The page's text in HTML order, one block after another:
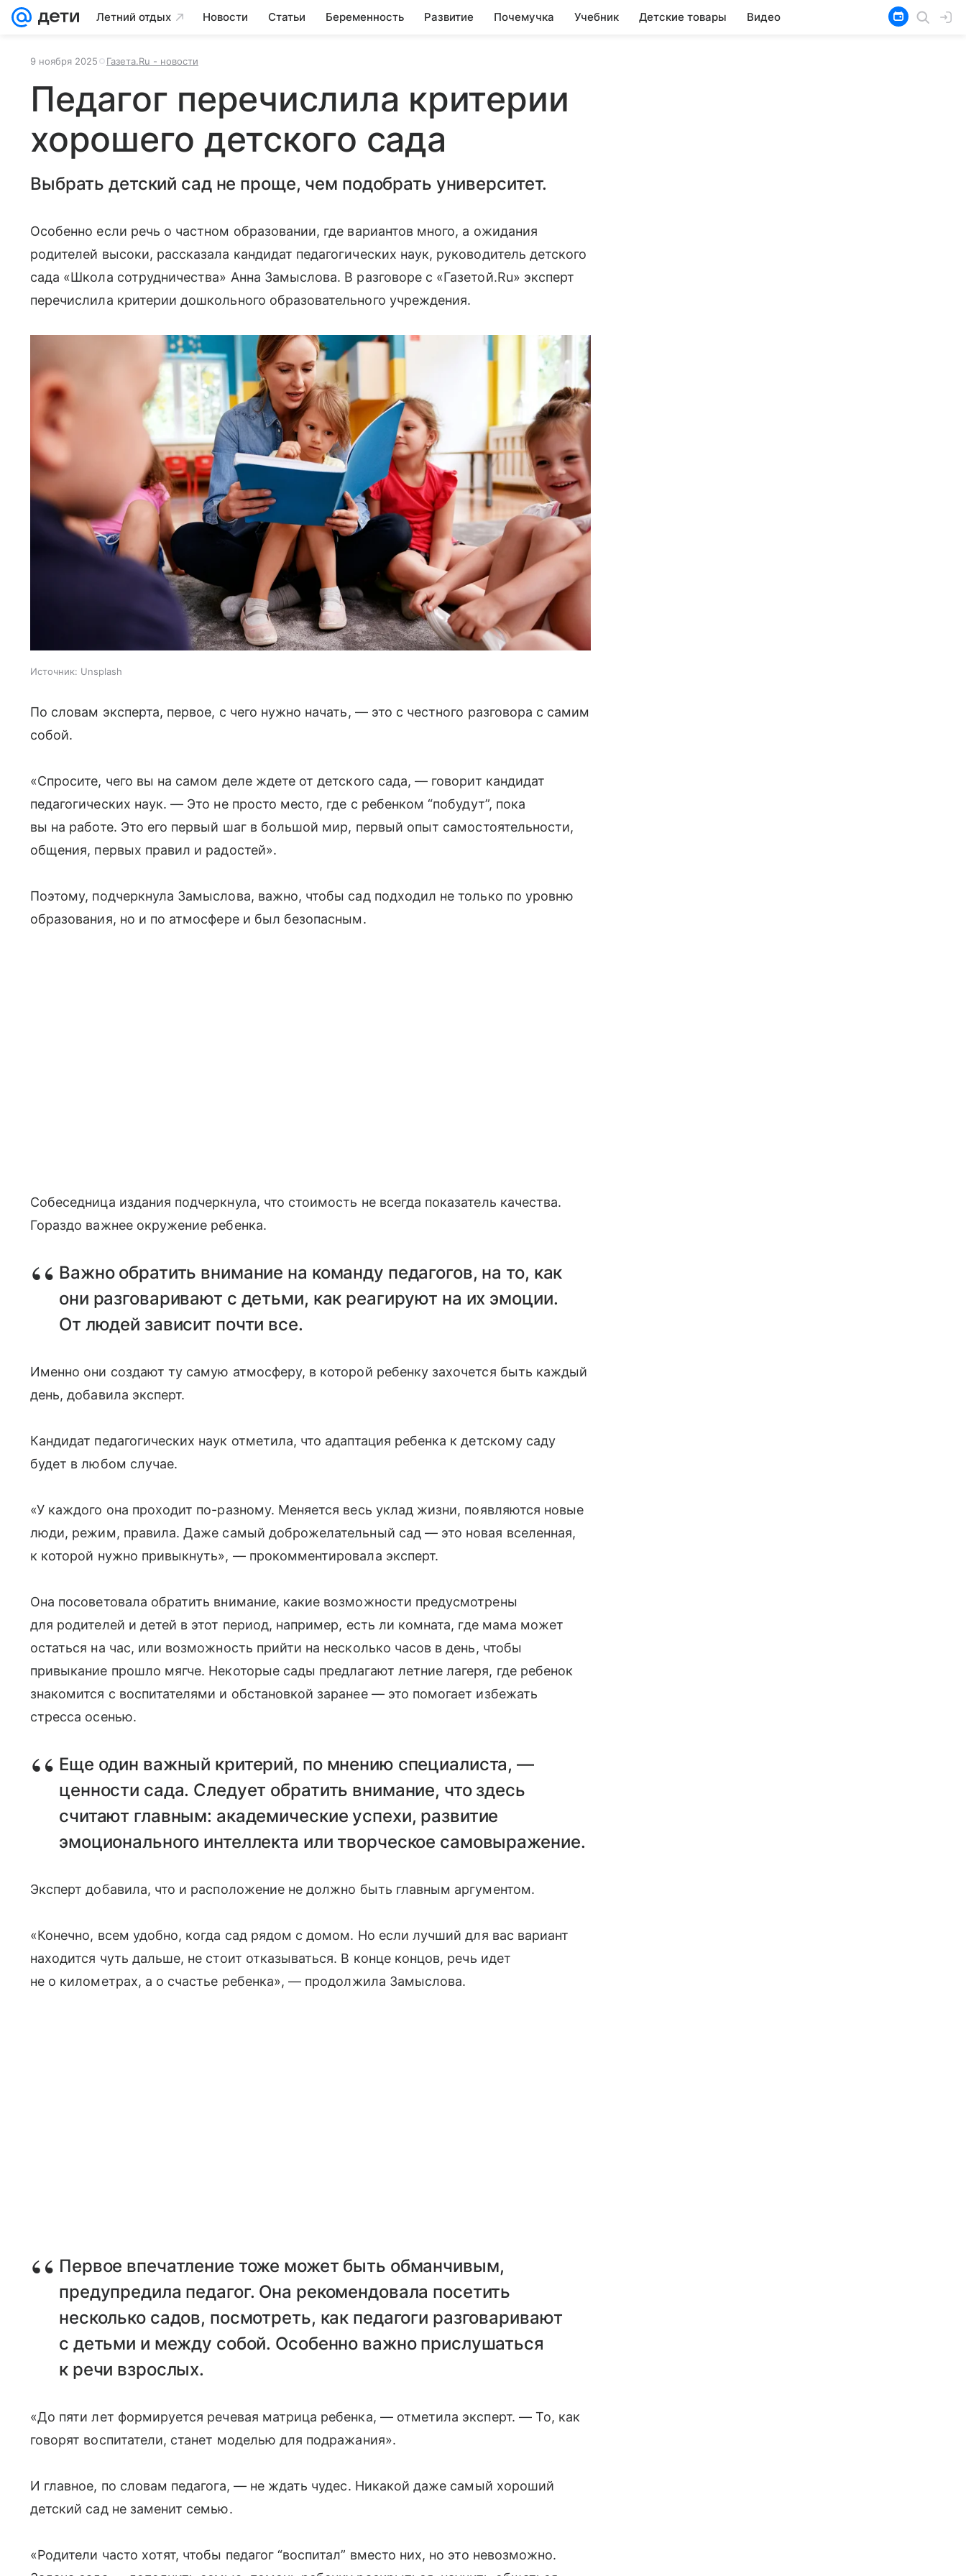
Летний отдых Новости Статьи Беременность Развитие Почемучка Учебник Детские товары Видео
9 ноября 2025 Газета.Ru - новости
Педагог перечислила критерии
хорошего детского сада
Выбрать детский сад не проще, чем подобрать университет.
Особенно если речь о частном образовании, где вариантов много, а ожидания
родителей высоки, рассказала кандидат педагогических наук, руководитель детского
сада «Школа сотрудничества» Анна Замыслова. В разговоре с «Газетой.Ru» эксперт
перечислила критерии дошкольного образовательного учреждения.
Источник: Unsplash
По словам эксперта, первое, с чего нужно начать, — это с честного разговора с самим
собой.
«Спросите, чего вы на самом деле ждете от детского сада, — говорит кандидат
педагогических наук. — Это не просто место, где с ребенком “побудут”, пока
вы на работе. Это его первый шаг в большой мир, первый опыт самостоятельности,
общения, первых правил и радостей».
Поэтому, подчеркнула Замыслова, важно, чтобы сад подходил не только по уровню
образования, но и по атмосфере и был безопасным.
Собеседница издания подчеркнула, что стоимость не всегда показатель качества.
Гораздо важнее окружение ребенка.
Важно обратить внимание на команду педагогов, на то, как
они разговаривают с детьми, как реагируют на их эмоции.
От людей зависит почти все.
Именно они создают ту самую атмосферу, в которой ребенку захочется быть каждый
день, добавила эксперт.
Кандидат педагогических наук отметила, что адаптация ребенка к детскому саду
будет в любом случае.
«У каждого она проходит по-разному. Меняется весь уклад жизни, появляются новые
люди, режим, правила. Даже самый доброжелательный сад — это новая вселенная,
к которой нужно привыкнуть», — прокомментировала эксперт.
Она посоветовала обратить внимание, какие возможности предусмотрены
для родителей и детей в этот период, например, есть ли комната, где мама может
остаться на час, или возможность прийти на несколько часов в день, чтобы
привыкание прошло мягче. Некоторые сады предлагают летние лагеря, где ребенок
знакомится с воспитателями и обстановкой заранее — это помогает избежать
стресса осенью.
Еще один важный критерий, по мнению специалиста, —
ценности сада. Следует обратить внимание, что здесь
считают главным: академические успехи, развитие
эмоционального интеллекта или творческое самовыражение.
Эксперт добавила, что и расположение не должно быть главным аргументом.
«Конечно, всем удобно, когда сад рядом с домом. Но если лучший для вас вариант
находится чуть дальше, не стоит отказываться. В конце концов, речь идет
не о километрах, а о счастье ребенка», — продолжила Замыслова.
Первое впечатление тоже может быть обманчивым,
предупредила педагог. Она рекомендовала посетить
несколько садов, посмотреть, как педагоги разговаривают
с детьми и между собой. Особенно важно прислушаться
к речи взрослых.
«До пяти лет формируется речевая матрица ребенка, — отметила эксперт. — То, как
говорят воспитатели, станет моделью для подражания».
И главное, по словам педагога, — не ждать чудес. Никакой даже самый хороший
детский сад не заменит семью.
«Родители часто хотят, чтобы педагог “воспитал” вместо них, но это невозможно.